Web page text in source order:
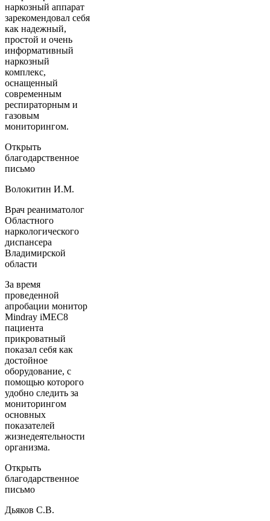
наркозный аппарат
зарекомендовал себя
как надежный,
простой и очень
информативный
наркозный
комплекс,
оснащенный
современным
респираторным и
газовым
мониторингом.
Открыть
благодарственное
письмо
Волокитин И.М.
Врач реаниматолог
Областного
наркологического
диспансера
Владимирской
области
За время
проведенной
апробации монитор
Mindray iMEC8
пациента
прикроватный
показал себя как
достойное
оборудование, с
помощью которого
удобно следить за
мониторингом
основных
показателей
жизнедеятельности
организма.
Открыть
благодарственное
письмо
Дьяков С.В.